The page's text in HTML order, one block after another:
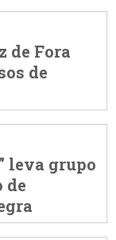
de Fora
de
leva grupo
de